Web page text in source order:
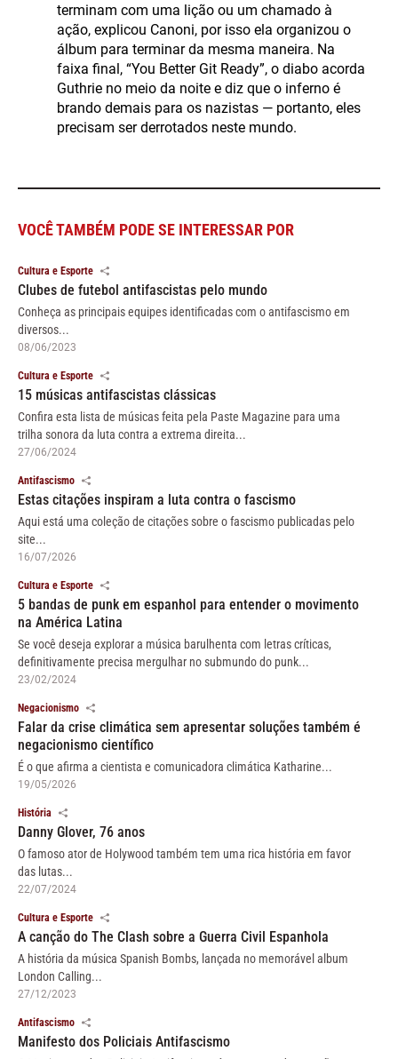
terminam com uma lição ou um chamado à
ação, explicou Canoni, por isso ela organizou o
álbum para terminar da mesma maneira. Na
faixa final, “You Better Git Ready”, o diabo acorda
Guthrie no meio da noite e diz que o inferno é
brando demais para os nazistas — portanto, eles
precisam ser derrotados neste mundo.
VOCÊ TAMBÉM PODE SE INTERESSAR POR
Cultura e Esporte
Clubes de futebol antifascistas pelo mundo
Conheça as principais equipes identificadas com o antifascismo em
diversos...
08/06/2023
Cultura e Esporte
15 músicas antifascistas clássicas
Confira esta lista de músicas feita pela Paste Magazine para uma
trilha sonora da luta contra a extrema direita...
27/06/2024
Antifascismo
Estas citações inspiram a luta contra o fascismo
Aqui está uma coleção de citações sobre o fascismo publicadas pelo
site...
16/07/2026
Cultura e Esporte
5 bandas de punk em espanhol para entender o movimento
na América Latina
Se você deseja explorar a música barulhenta com letras críticas,
definitivamente precisa mergulhar no submundo do punk...
23/02/2024
Negacionismo
Falar da crise climática sem apresentar soluções também é
negacionismo científico
É o que afirma a cientista e comunicadora climática Katharine...
19/05/2026
História
Danny Glover, 76 anos
O famoso ator de Holywood também tem uma rica história em favor
das lutas...
22/07/2024
Cultura e Esporte
A canção do The Clash sobre a Guerra Civil Espanhola
A história da música Spanish Bombs, lançada no memorável album
London Calling...
27/12/2023
Antifascismo
Manifesto dos Policiais Antifascismo